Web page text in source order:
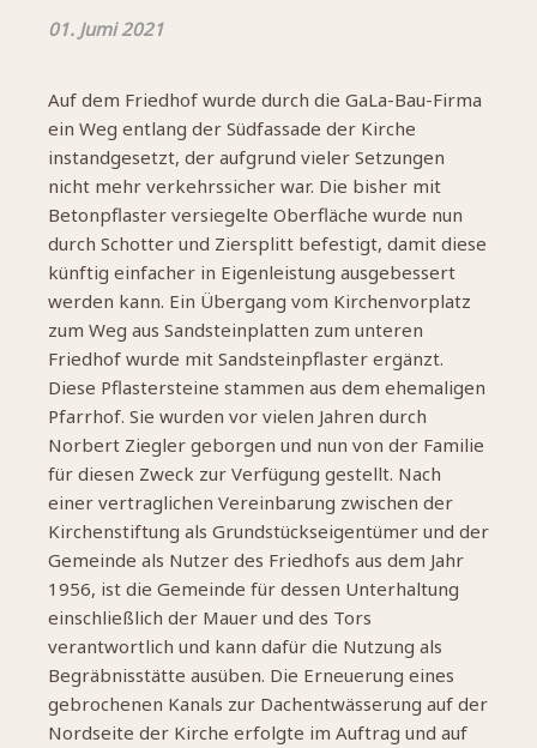
01. Jumi 2021
Auf dem Friedhof wurde durch die GaLa-Bau-Firma
ein Weg entlang der Südfassade der Kirche
instandgesetzt, der aufgrund vieler Setzungen
nicht mehr verkehrssicher war. Die bisher mit
Betonpflaster versiegelte Oberfläche wurde nun
durch Schotter und Ziersplitt befestigt, damit diese
künftig einfacher in Eigenleistung ausgebessert
werden kann. Ein Übergang vom Kirchenvorplatz
zum Weg aus Sandsteinplatten zum unteren
Friedhof wurde mit Sandsteinpflaster ergänzt.
Diese Pflastersteine stammen aus dem ehemaligen
Pfarrhof. Sie wurden vor vielen Jahren durch
Norbert Ziegler geborgen und nun von der Familie
für diesen Zweck zur Verfügung gestellt. Nach
einer vertraglichen Vereinbarung zwischen der
Kirchenstiftung als Grundstückseigentümer und der
Gemeinde als Nutzer des Friedhofs aus dem Jahr
1956, ist die Gemeinde für dessen Unterhaltung
einschließlich der Mauer und des Tors
verantwortlich und kann dafür die Nutzung als
Begräbnisstätte ausüben. Die Erneuerung eines
gebrochenen Kanals zur Dachentwässerung auf der
Nordseite der Kirche erfolgte im Auftrag und auf